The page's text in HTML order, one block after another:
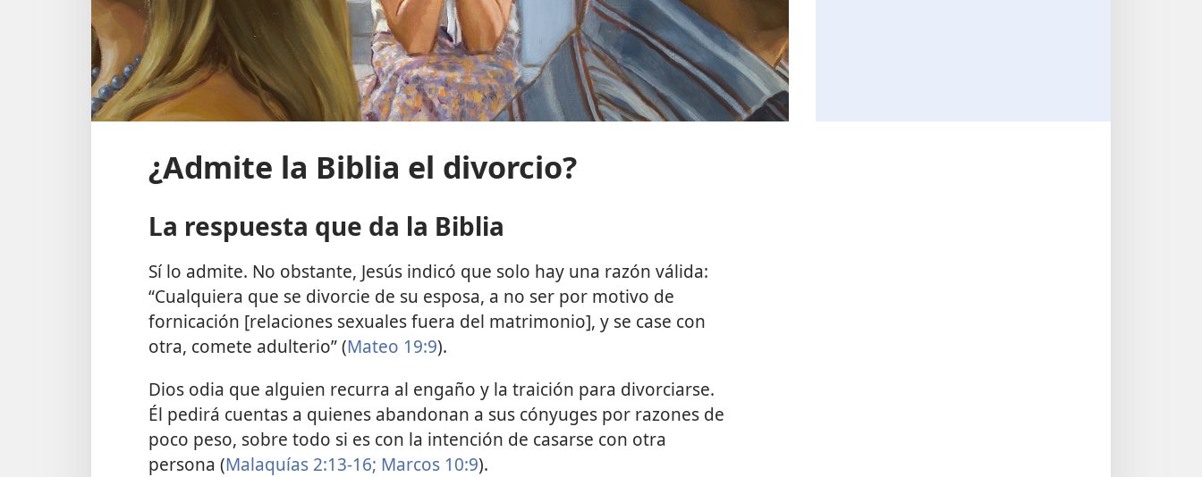
¿Admite la Biblia el divorcio?
La respuesta que da la Biblia
Sí lo admite. No obstante, Jesús indicó que solo hay una razón válida:
“Cualquiera que se divorcie de su esposa, a no ser por motivo de
fornicación [relaciones sexuales fuera del matrimonio], y se case con
otra, comete adulterio” (Mateo 19:9).
Dios odia que alguien recurra al engaño y la traición para divorciarse.
Él pedirá cuentas a quienes abandonan a sus cónyuges por razones de
poco peso, sobre todo si es con la intención de casarse con otra
persona (Malaquías 2:13-16; Marcos 10:9).